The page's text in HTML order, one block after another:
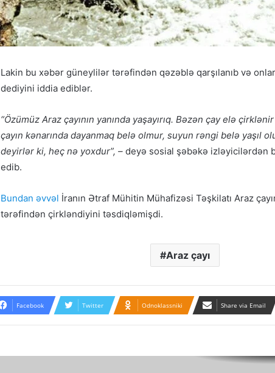
Lakin bu xəbər güneylilər tərəfindən qəzəblə qarşılanıb və
dediyini iddia ediblər.
“Özümüz Araz çayının yanında yaşayırıq. Bəzən çay elə
çayın kənarında dayanmaq belə olmur, suyun rəngi belə yaşıl
deyirlər ki, heç nə yoxdur”, – deyə sosial şəbəkə izləyicilərdən
edib.
Bundan əvvəl İranın Ətraf Mühitin Mühafizəsi Təşkilatı Araz
tərəfindən çirkləndiyini təsdiqləmişdi.
Araz çayı
Facebook Twitter Odnoklassniki Share via Email
Əhməd Şahın
MÜSAHİBƏ
çağırışla bağlı
Azərbaycanlı